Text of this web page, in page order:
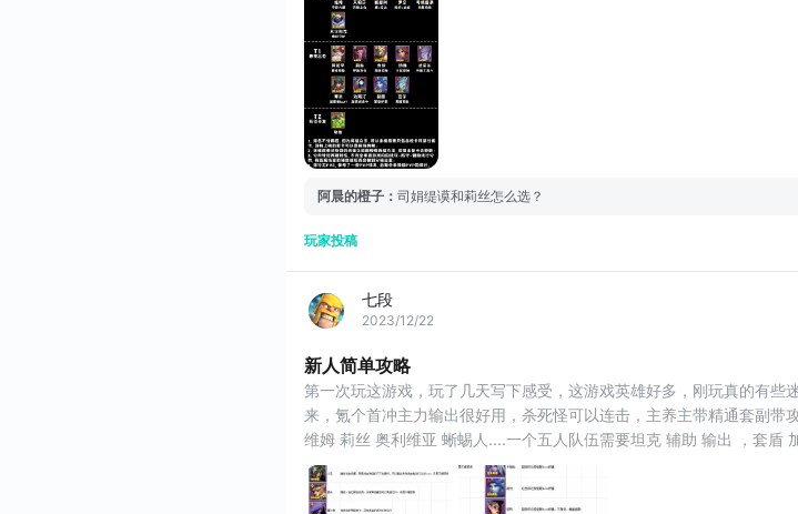
阿晨的橙子： 司娟缇谟和莉丝怎么选？
玩家投稿
七段
2023/12/22
新人简单攻略
第一次玩这游戏，玩了几天写下感受，这游戏英雄好多，刚玩真的有些
来，氪个首冲主力输出很好用，杀死怪可以连击，主养主带精通套副带
维姆 莉丝 奥利维亚 蜥蜴人....一个五人队伍需要坦克 辅助 输出 ，套盾
章送100抽！毕竟不是老玩家先写这些吧！怕写错误导新人，有游戏经